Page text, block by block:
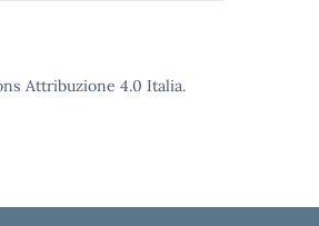
Attribuzione 4.0 Italia.